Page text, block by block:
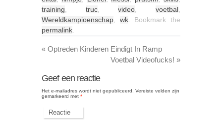
training
truc,video ,voetbal
Wereldkampioenschap
wk. Bookmark the
permalink
« Optreden Kinderen Eindigt In Ramp
Voetbal Videofucks! »
Geef een reactie
Het e-mailadres wordt niet gepubliceerd.
Vereiste velden zijn
gemarkeerd met *
Reactie